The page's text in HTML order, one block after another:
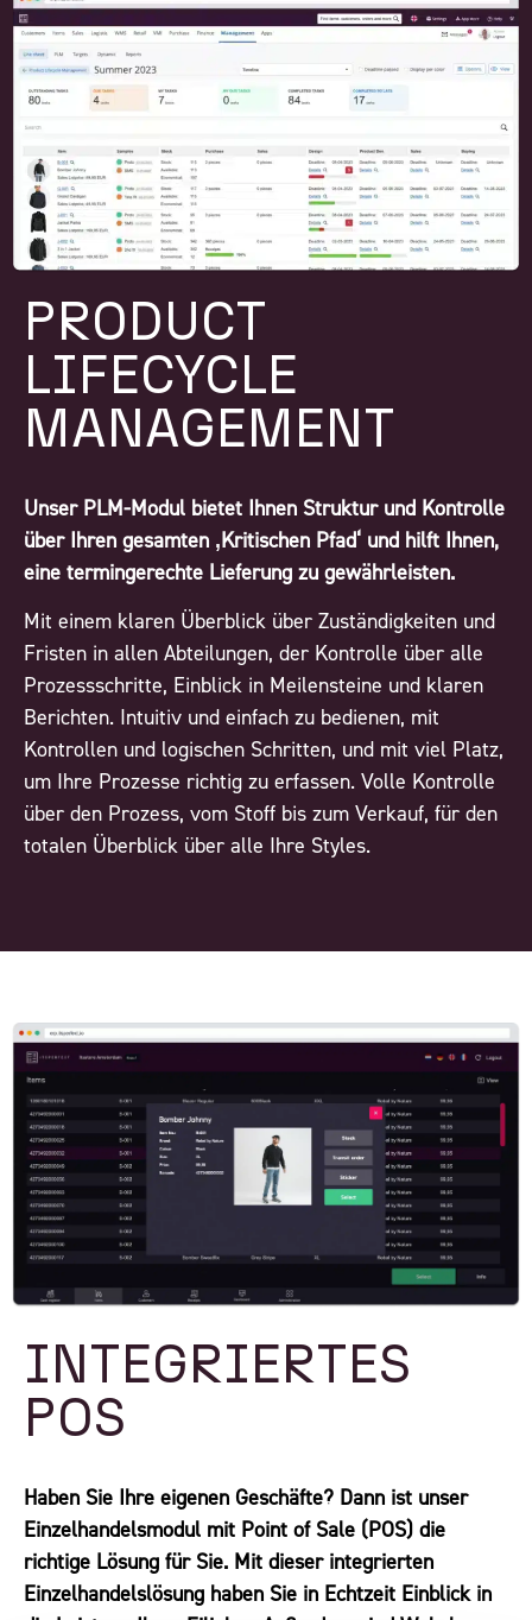
PRODUCT
LIFECYCLE
MANAGEMENT
Unser PLM-Modul bietet Ihnen Struktur und Kontrolle
über Ihren gesamten ‚Kritischen Pfad‘ und hilft Ihnen,
eine termingerechte Lieferung zu gewährleisten.
Mit einem klaren Überblick über Zuständigkeiten und
Fristen in allen Abteilungen, der Kontrolle über alle
Prozessschritte, Einblick in Meilensteine und klaren
Berichten. Intuitiv und einfach zu bedienen, mit
Kontrollen und logischen Schritten, und mit viel Platz,
um Ihre Prozesse richtig zu erfassen. Volle Kontrolle
über den Prozess, vom Stoff bis zum Verkauf, für den
totalen Überblick über alle Ihre Styles.
INTEGRIERTES
POS
Haben Sie Ihre eigenen Geschäfte? Dann ist unser
Einzelhandelsmodul mit Point of Sale (POS) die
richtige Lösung für Sie. Mit dieser integrierten
Einzelhandelslösung haben Sie in Echtzeit Einblick in